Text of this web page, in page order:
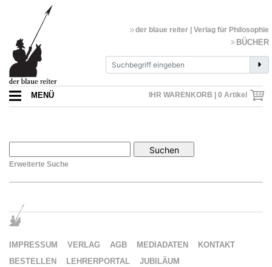
IHR WARENKORB | 0 Artikel
der blaue reiter | Verlag für Philosophie
BÜCHER
MENÜ
Erweiterte Suche
IMPRESSUM VERLAG AGB MEDIADATEN
KONTAKT
BESTELLEN
LEHRERPORTAL JUBILÄUM